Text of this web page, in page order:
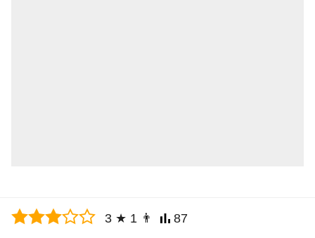
3 ★ 1 👨 87